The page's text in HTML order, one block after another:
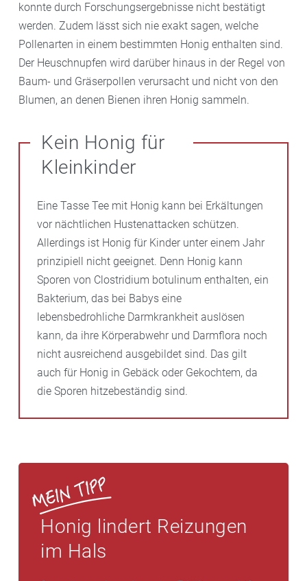
konnte durch Forschungsergebnisse nicht bestätigt
werden. Zudem lässt sich nie exakt sagen, welche
Pollenarten in einem bestimmten Honig enthalten sind.
Der Heuschnupfen wird darüber hinaus in der Regel von
Baum- und Gräserpollen verursacht und nicht von den
Blumen, an denen Bienen ihren Honig sammeln.
Kein Honig für
Kleinkinder
Eine Tasse Tee mit Honig kann bei Erkältungen
vor nächtlichen Hustenattacken schützen.
Allerdings ist Honig für Kinder unter einem Jahr
prinzipiell nicht geeignet. Denn Honig kann
Sporen von Clostridium botulinum enthalten, ein
Bakterium, das bei Babys eine
lebensbedrohliche Darmkrankheit auslösen
kann, da ihre Körperabwehr und Darmflora noch
nicht ausreichend ausgebildet sind. Das gilt
auch für Honig in Gebäck oder Gekochtem, da
die Sporen hitzebeständig sind.
Honig lindert Reizungen
im Hals